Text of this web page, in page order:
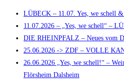
close
the
search
panel.
LÜBECK – 11.07. Yes, we schell
11.07.2026 – „Yes, we schell“ –
DIE RHEINPFALZ – Neues vom
25.06.2026 -> ZDF – VOLLE
26.06.2026 „Yes, we schell!“ –
Flörsheim Dalsheim